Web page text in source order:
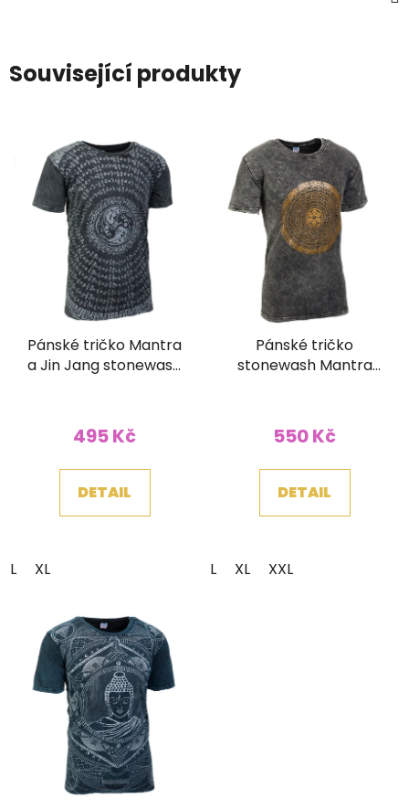
Související produkty
Pánské tričko Mantra
a Jin Jang stonewash
495 Kč
DETAIL
L XL
Pánské tričko
stonewash Mantra
550 Kč
DETAIL
L XL XXL